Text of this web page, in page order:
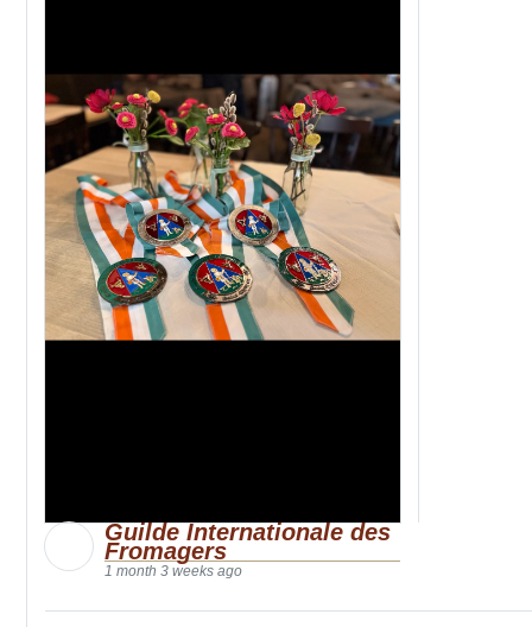
Guilde Internationale des
Fromagers
1 month 3 weeks ago